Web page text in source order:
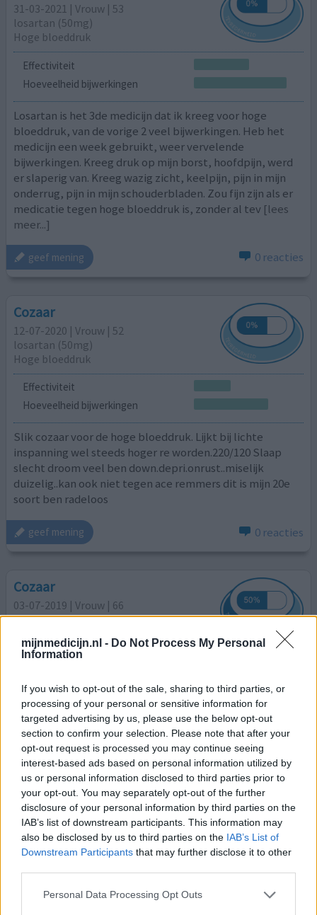
mijnmedicijn.nl - Do Not Process My Personal
Information
If you wish to opt-out of the sale, sharing to third parties, or
processing of your personal or sensitive information for
targeted advertising by us, please use the below opt-out
section to confirm your selection. Please note that after your
opt-out request is processed you may continue seeing
interest-based ads based on personal information utilized by
us or personal information disclosed to third parties prior to
your opt-out. You may separately opt-out of the further
disclosure of your personal information by third parties on the
IAB’s list of downstream participants. This information may
also be disclosed by us to third parties on the IAB’s List of
Downstream Participants that may further disclose it to other
Personal Data Processing Opt Outs
31-03-2021 | Vrouw | 53
losartan (50mg)
Hoge bloeddruk
Effectiviteit
Hoeveelheid bijwerkingen
Losartan is het 3de medicijn dat ik kreeg voor hoge
bloeddruk, van de vorige 2 veel bijwerkingen. Heb het
medicijn een week gebruikt, weer vervelende
bijwerkingen. Kreeg druk op mijn borst, hoofdpijn, werd
er slaperig van. Kreeg wazig zicht, keelpijn, pijn in mijn
onderrug, pijn in mijn schouderbladen. Zou fijn zijn als er
medicatie tegen hoge bloeddruk is, zonder al tev [lees
meer...]
geef mening 0 reacties
Cozaar
12-07-2020 | Vrouw | 52
losartan (50mg)
Hoge bloeddruk
Effectiviteit
Hoeveelheid bijwerkingen
Slik cozaar voor de hoge bloeddruk. Lijkt bij lichte
inspanning wel steeds hoger re worden.220/120 Slaap
slecht droom veel ben down.depri.onrust..miselijk
duizelig..kan ook niet tegen ace remmers dit is mijn 20e
soort ben radeloos
geef mening 0 reacties
Cozaar
03-07-2019 | Vrouw | 66
losartan (100mg)
Effectiviteit
Sinds 9 maand gebruik ik de echte Cozaar 100mg. Deze
betaal ik zelf 26.50 per 86 stuks Nu de bloeddruk hoog
195 / 70 en zou ik weer wat anders moeten nemen ik kan
niet tegen betablokkers of ACE remmers en weet niet
meer welke ik wel kan verdragen...
geef mening 0 reacties
Cozaar
losartan (50mg)